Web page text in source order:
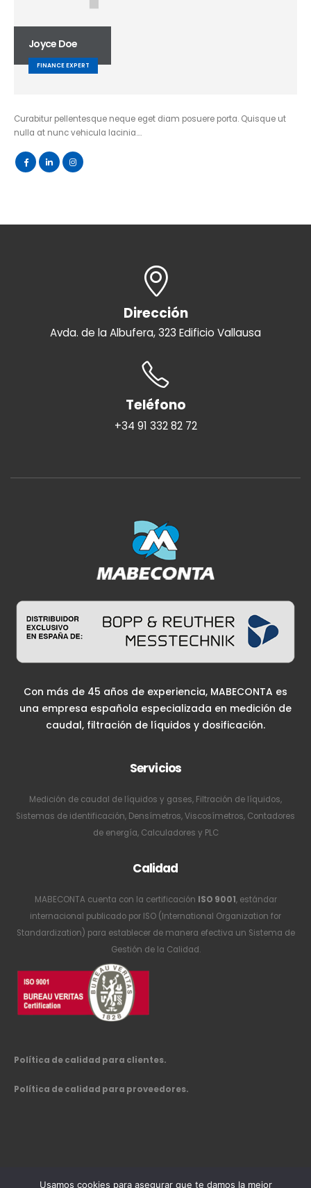
Joyce Doe
FINANCE EXPERT
Curabitur pellentesque neque eget diam posuere porta. Quisque ut
nulla at nunc vehicula lacinia….
Dirección
Avda. de la Albufera, 323 Edificio Vallausa
Teléfono
+34 91 332 82 72
Con más de 45 años de experiencia, MABECONTA es
una empresa española especializada en medición de
caudal, filtración de líquidos y dosificación.
Servicios
Medición de caudal de líquidos y gases, Filtración de líquidos,
Sistemas de identificación, Densímetros, Viscosímetros, Contadores
de energía, Calculadores y PLC
Calidad
MABECONTA cuenta con la certificación ISO 9001, estándar
internacional publicado por ISO (International Organization for
Standardization) para establecer de manera efectiva un Sistema de
Gestión de la Calidad.
Política de calidad para clientes.
Política de calidad para proveedores.
Usamos cookies para asegurar que te damos la mejor